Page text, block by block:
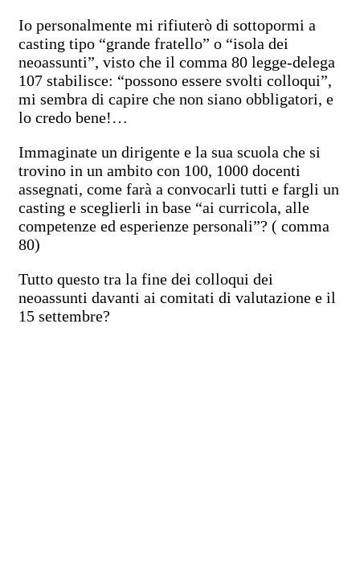
Io personalmente mi rifiuterò di sottopormi a
casting tipo “grande fratello” o “isola dei
neoassunti”, visto che il comma 80 legge-delega
107 stabilisce: “possono essere svolti colloqui”,
mi sembra di capire che non siano obbligatori, e
lo credo bene!…
Immaginate un dirigente e la sua scuola che si
trovino in un ambito con 100, 1000 docenti
assegnati, come farà a convocarli tutti e fargli un
casting e sceglierli in base “ai curricola, alle
competenze ed esperienze personali”? ( comma
80)
Tutto questo tra la fine dei colloqui dei
neoassunti davanti ai comitati di valutazione e il
15 settembre?